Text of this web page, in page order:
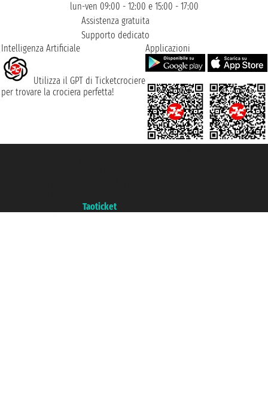
lun-ven 09:00 - 12:00 e 15:00 - 17:00
Assistenza gratuita
Supporto dedicato
Intelligenza Artificiale
Utilizza il GPT di Ticketcrociere
per trovare la crociera perfetta!
Applicazioni
Taoticket